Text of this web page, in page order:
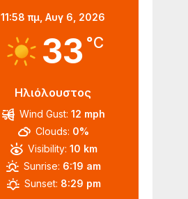
11:58 πμ, Αυγ 6, 2026
33 °C
Ηλιόλουστος
Wind Gust: 12 mph
Clouds: 0%
Visibility: 10 km
Sunrise: 6:19 am
Sunset: 8:29 pm